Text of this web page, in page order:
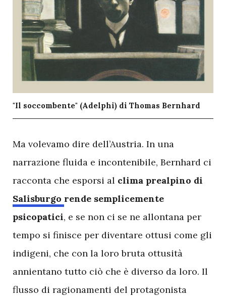
"Il soccombente" (Adelphi) di Thomas Bernhard
Ma volevamo dire dell’Austria. In una
narrazione fluida e incontenibile, Bernhard ci
racconta che esporsi al clima prealpino di
Salisburgo rende semplicemente
psicopatici, e se non ci se ne allontana per
tempo si finisce per diventare ottusi come gli
indigeni, che con la loro bruta ottusità
annientano tutto ciò che è diverso da loro. Il
flusso di ragionamenti del protagonista